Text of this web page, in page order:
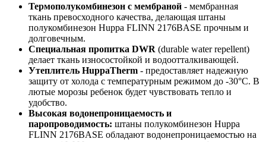
Термополукомбинезон с мембраной - мембранная
ткань превосходного качества, делающая штаны
полукомбинезон Huppa FLINN 2176BASE прочным и
долговечным.
Специальная пропитка DWR (durable water repellent)
делает ткань износостойкой и водоотталкивающей.
Утеплитель HuppaTherm - предоставляет надежную
защиту от холода с температурным режимом до -30°C. В
лютые морозы ребенок будет чувствовать тепло и
удобство.
Высокая водонепроницаемость и
паропроводимость: штаны полукомбинезон Huppa
FLINN 2176BASE обладают водонепроницаемостью на